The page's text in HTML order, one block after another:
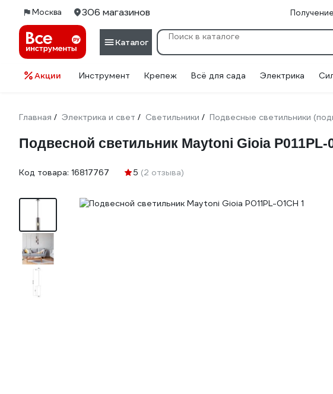
Москва 306 магазинов
Каталог
Акции Инструмент Крепеж Всё для сада Электрика
Главная / Электрика и свет / Светильники / Подвесные светильники
Подвесной светильник Maytoni Gioia P011PL-
Код товара: 16817767 5 (2 отзыва)